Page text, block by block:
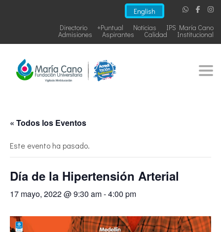
English
IPS María Cano
Noticias
+Puntual
Directorio
Institucional
Calidad
Aspirantes
Admisiones
« Todos los Eventos
Este evento ha pasado.
Día de la Hipertensión Arterial
17 mayo, 2022 @ 9:30 am-4:00 pm